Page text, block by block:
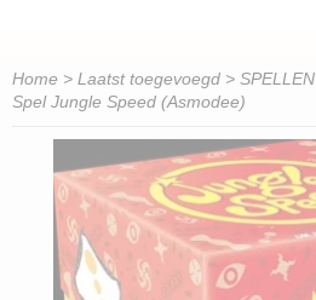
Home > Laatst toegevoegd > SPELLEN
Spel Jungle Speed (Asmodee)